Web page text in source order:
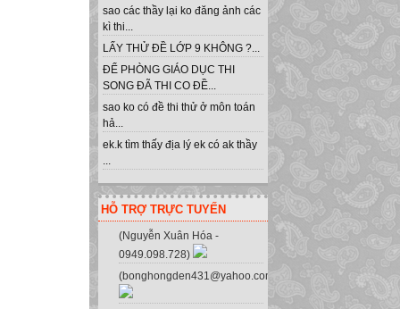
sao các thầy lại ko đăng ảnh các
kì thi...
LẤY THỬ ĐỀ LỚP 9 KHÔNG ?...
ĐỂ PHÒNG GIÁO DỤC THI
SONG ĐÃ THI CO ĐỀ...
sao ko có đề thi thử ở môn toán
hả...
ek.k tìm thấy địa lý ek có ak thầy
...
HỖ TRỢ TRỰC TUYẾN
(Nguyễn Xuân Hóa -
0949.098.728)
(bonghongden431@yahoo.com.vn)